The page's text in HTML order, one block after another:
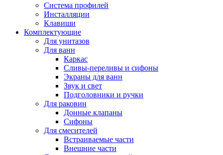
Система профилей
Инсталляции
Клавиши
Комплектующие
Для унитазов
Для ванн
Каркас
Сливы-переливы и сифоны
Экраны для ванн
Звук и свет
Подголовники и ручки
Для раковин
Донные клапаны
Сифоны
Для смесителей
Встраиваемые части
Внешние части